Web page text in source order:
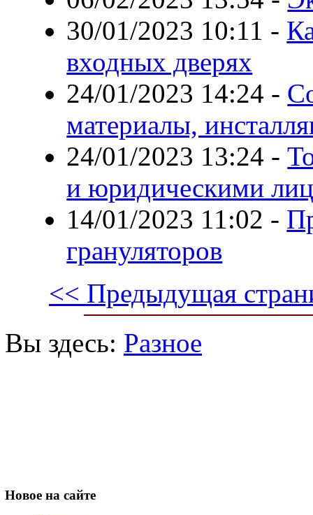
30/01/2023 10:11 -
входных дверях
24/01/2023 14:24 -
материалы,
24/01/2023 13:24 -
и юридическими
14/01/2023 11:02 -
грануляторов
<< Предыдущая
Вы здесь: Разное
Новое на сайте